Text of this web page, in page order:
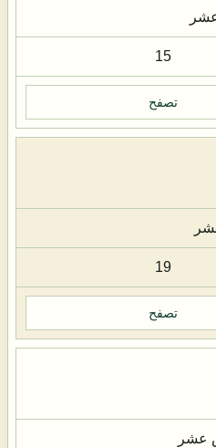
عشر
15
تصفح
19
تصفح
عشر